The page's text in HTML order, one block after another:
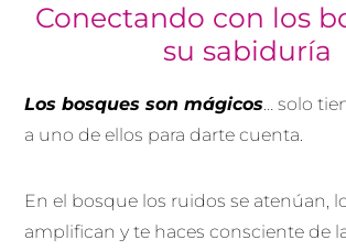
Conectando con los
su sabiduría
Los bosques son mágicos… solo
a uno de ellos para darte cuenta.
En el bosque los ruidos se atenúan,
amplifican y te haces consciente de